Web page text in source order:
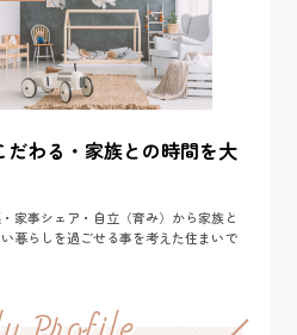
わる・家族との時間を大
家事シェア・自立（育み）から家族と
暮らしを過ごせる事を考えた住まいで